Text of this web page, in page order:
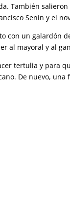
También
Senín y el
con un galardón
al mayoral y al
tertulia y para
De nuevo, una